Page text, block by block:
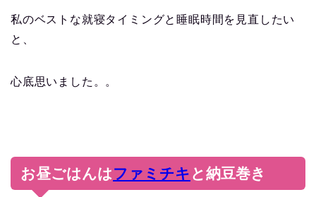
私のベストな就寝タイミングと睡眠時間を見直したい
と、
心底思いました。。
お昼ごはんはファミチキ と納豆巻き